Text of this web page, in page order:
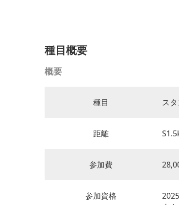
種目概要
概要
種目 ス
距離
参加費
参加資格